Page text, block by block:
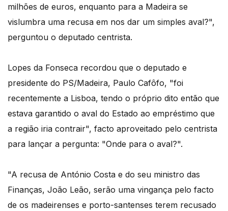
milhões de euros, enquanto para a Madeira se
vislumbra uma recusa em nos dar um simples aval?",
perguntou o deputado centrista.
Lopes da Fonseca recordou que o deputado e
presidente do PS/Madeira, Paulo Cafôfo, "foi
recentemente a Lisboa, tendo o próprio dito então que
estava garantido o aval do Estado ao empréstimo que
a região iria contrair", facto aproveitado pelo centrista
para lançar a pergunta: "Onde para o aval?".
"A recusa de António Costa e do seu ministro das
Finanças, João Leão, serão uma vingança pelo facto
de os madeirenses e porto-santenses terem recusado